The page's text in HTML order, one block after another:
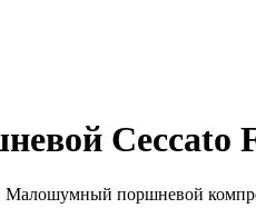
Ceccato
поршневой